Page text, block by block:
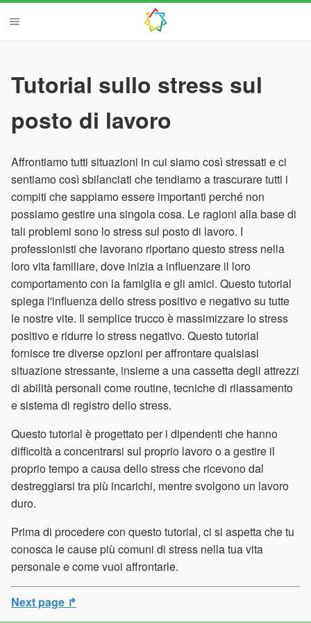
Tutorial sullo stress sul
posto di lavoro
Affrontiamo tutti situazioni in cui siamo così stressati e ci
sentiamo così sbilanciati che tendiamo a trascurare tutti i
compiti che sappiamo essere importanti perché non
possiamo gestire una singola cosa. Le ragioni alla base di
tali problemi sono lo stress sul posto di lavoro. I
professionisti che lavorano riportano questo stress nella
loro vita familiare, dove inizia a influenzare il loro
comportamento con la famiglia e gli amici. Questo tutorial
spiega l'influenza dello stress positivo e negativo su tutte
le nostre vite. Il semplice trucco è massimizzare lo stress
positivo e ridurre lo stress negativo. Questo tutorial
fornisce tre diverse opzioni per affrontare qualsiasi
situazione stressante, insieme a una cassetta degli attrezzi
di abilità personali come routine, tecniche di rilassamento
e sistema di registro dello stress.
Questo tutorial è progettato per i dipendenti che hanno
difficoltà a concentrarsi sul proprio lavoro o a gestire il
proprio tempo a causa dello stress che ricevono dal
destreggiarsi tra più incarichi, mentre svolgono un lavoro
duro.
Prima di procedere con questo tutorial, ci si aspetta che tu
conosca le cause più comuni di stress nella tua vita
personale e come vuoi affrontarle.
Next page ↱